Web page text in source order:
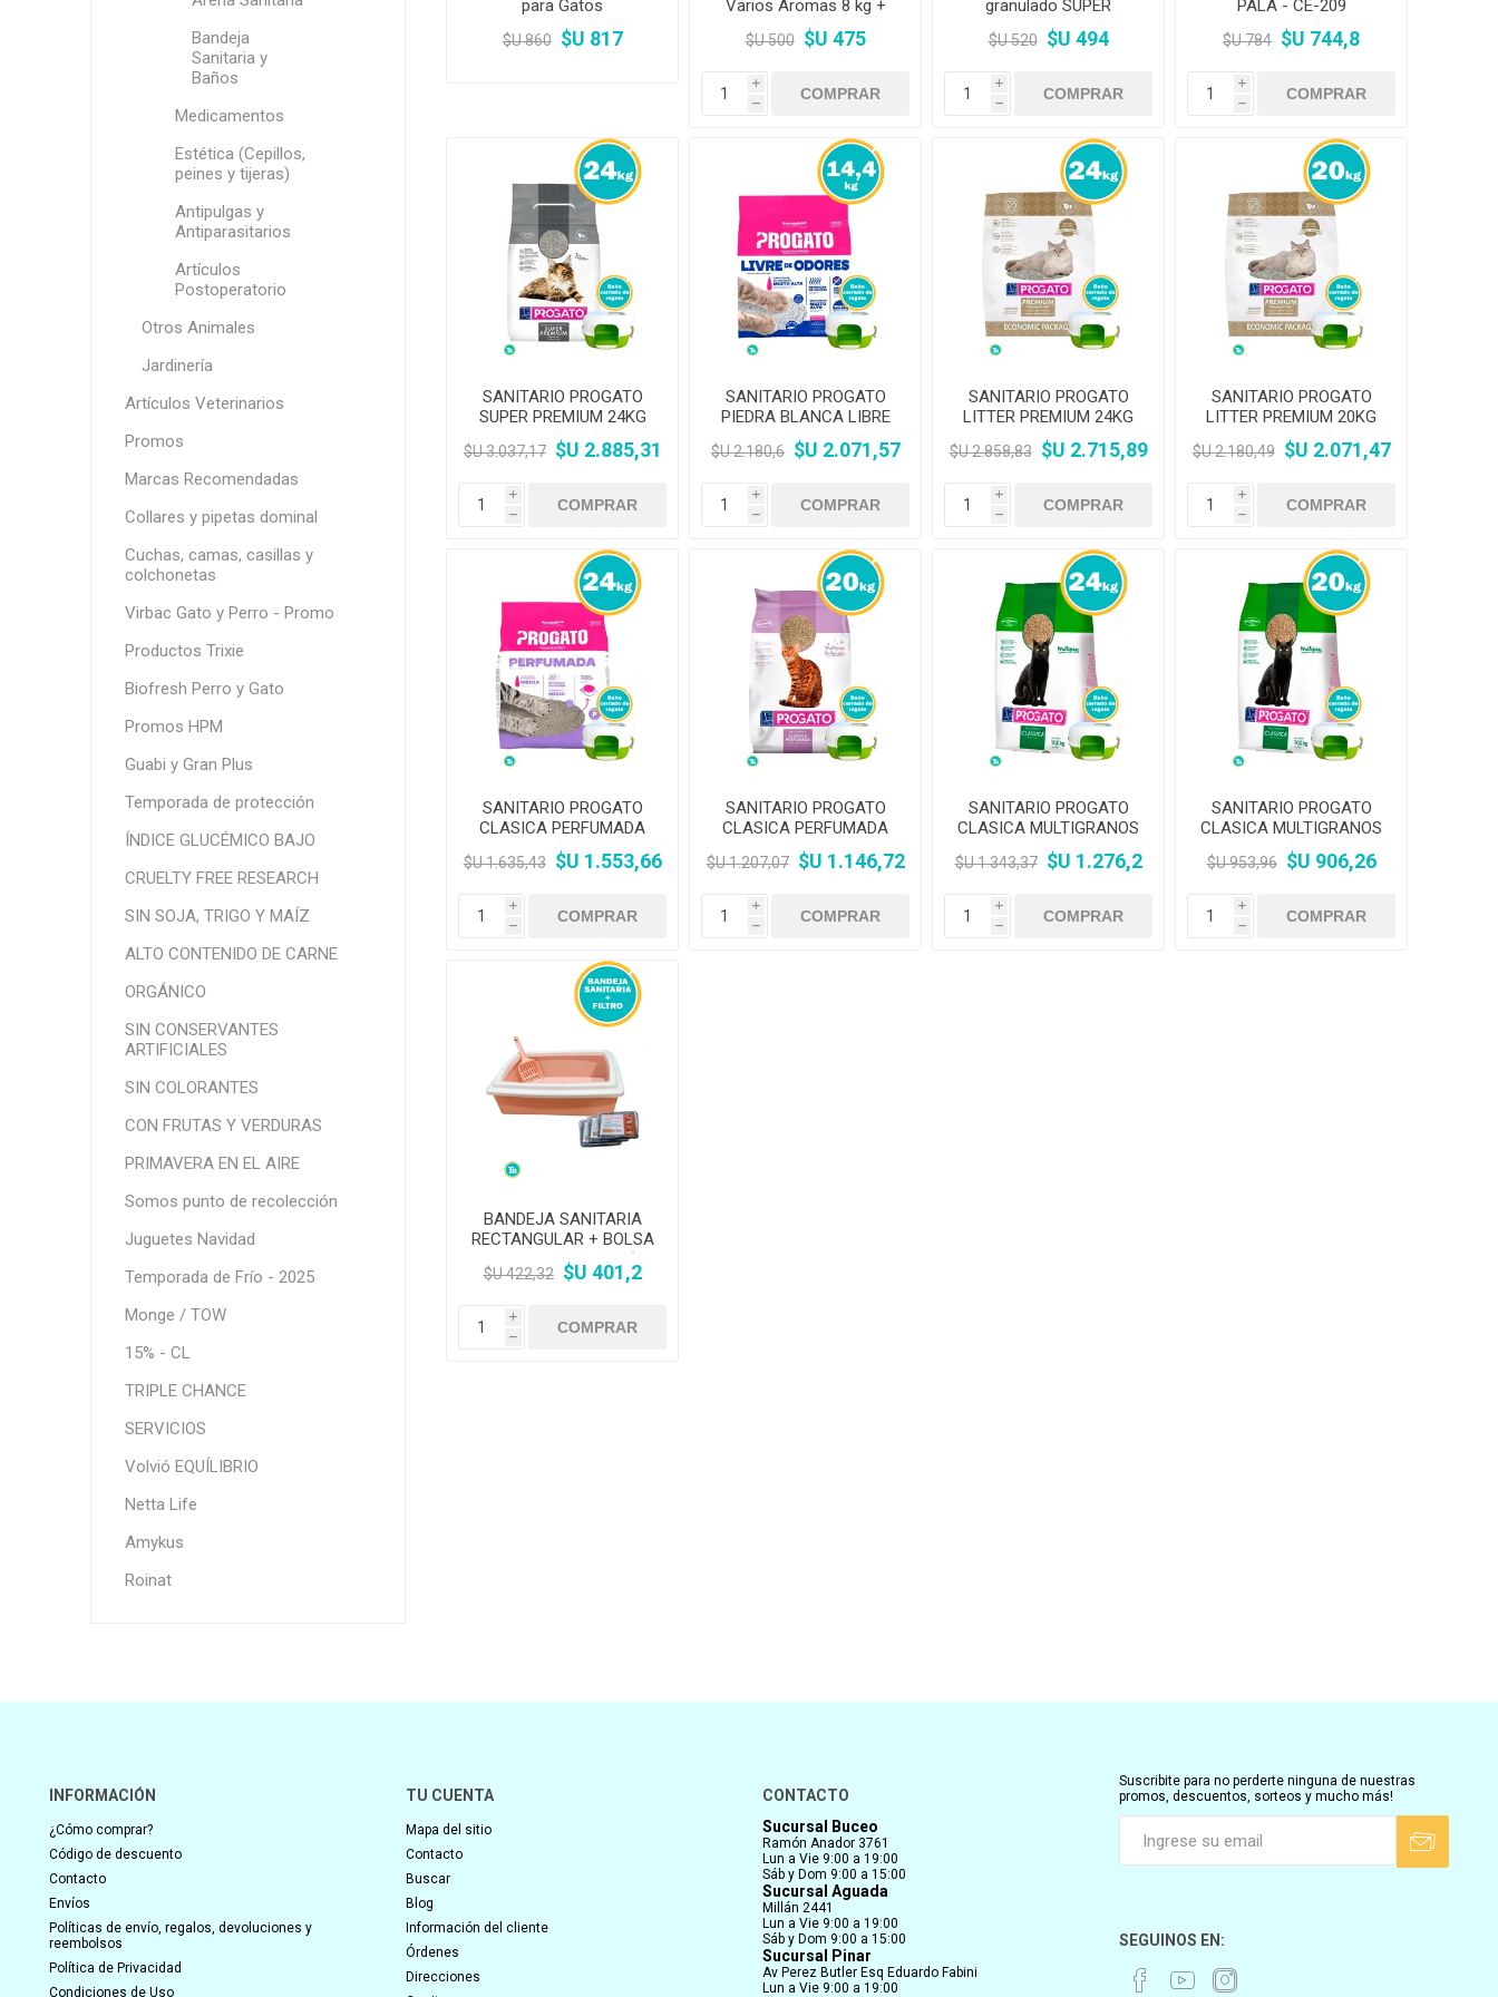
para Gatos
$U 860 $U 817
Varios Aromas 8 kg +
Pala Sanitaria MURANO
$U 500 $U 475
i
h
granulado SUPER
PREMIUM 4KG
$U 520 $U 494
i
h
PALA - CE-209
$U 784 $U 744,8
i
h
SANITARIO PROGATO
SUPER PREMIUM 24KG
KIT
$U 3.037,17 $U 2.885,31
i
h
SANITARIO PROGATO
PIEDRA BLANCA LIBRE
DE OLOR 14.4KG KIT
$U 2.180,6 $U 2.071,57
i
h
SANITARIO PROGATO
LITTER PREMIUM 24KG
KIT
$U 2.858,83 $U 2.715,89
i
h
SANITARIO PROGATO
LITTER PREMIUM 20KG
KIT
$U 2.180,49 $U 2.071,47
i
h
SANITARIO PROGATO
CLASICA PERFUMADA
24KG KIT
$U 1.635,43 $U 1.553,66
i
h
SANITARIO PROGATO
CLASICA PERFUMADA
20KG KIT
$U 1.207,07 $U 1.146,72
i
h
SANITARIO PROGATO
CLASICA MULTIGRANOS
24KG KIT
$U 1.343,37 $U 1.276,2
i
h
SANITARIO PROGATO
CLASICA MULTIGRANOS
20KG KIT
$U 953,96 $U 906,26
i
h
BANDEJA SANITARIA
RECTANGULAR + BOLSA
FILTRO ARENA GATO(10
UNIDADES)
$U 422,32 $U 401,2
i
h
Bandeja
Sanitaria y
Baños
Medicamentos
Estética (Cepillos,
peines y tijeras)
Antipulgas y
Antiparasitarios
Artículos
Postoperatorio
Otros Animales
Jardinería
Artículos Veterinarios
Promos
Marcas Recomendadas
Collares y pipetas dominal
Cuchas, camas, casillas y
colchonetas
Virbac Gato y Perro - Promo
Productos Trixie
Biofresh Perro y Gato
Promos HPM
Guabi y Gran Plus
Temporada de protección
ÍNDICE GLUCÉMICO BAJO
CRUELTY FREE RESEARCH
SIN SOJA, TRIGO Y MAÍZ
ALTO CONTENIDO DE CARNE
ORGÁNICO
SIN CONSERVANTES
ARTIFICIALES
SIN COLORANTES
CON FRUTAS Y VERDURAS
PRIMAVERA EN EL AIRE
Somos punto de recolección
Juguetes Navidad
Temporada de Frío - 2025
Monge / TOW
15% - CL
TRIPLE CHANCE
SERVICIOS
Volvió EQUÍLIBRIO
Netta Life
Amykus
Roinat
INFORMACIÓN
¿Cómo comprar?
Código de descuento
Contacto
Envíos
Políticas de envío, regalos, devoluciones y
reembolsos
Política de Privacidad
Condiciones de Uso
TU CUENTA
Mapa del sitio
Contacto
Buscar
Blog
Información del cliente
Órdenes
Direcciones
CONTACTO
Sucursal Buceo
Ramón Anador 3761
Lun a Vie 9:00 a 19:00
Sáb y Dom 9:00 a 15:00
Sucursal Aguada
Millán 2441
Lun a Vie 9:00 a 19:00
Sáb y Dom 9:00 a 15:00
Sucursal Pinar
Av Perez Butler Esq Eduardo Fabini
Lun a Vie 9:00 a 19:00
Suscribite para no perderte ninguna de nuestras
promos, descuentos, sorteos y mucho más!
SEGUINOS EN: